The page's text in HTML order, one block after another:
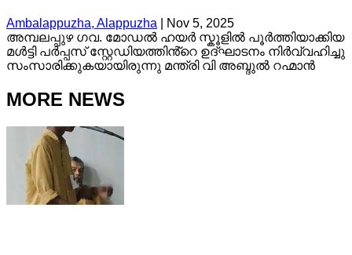
Ambalappuzha, Alappuzha
Nov 5, 2025
അമ്പലപ്പുഴ ഗവ. മോഡൽ ഹയർ സ്കൂളിൽ പൂർത്തിയാക്കിയ
മൾട്ടി പർപ്പസ് സ്റ്റേഡിയത്തിൻ്റെ ഉദ്ഘാടനം നിർവ്വഹിച്ചു
സംസാരിക്കുകയായിരുന്നു മന്ത്രി വി അബ്ദുൽ റഹ്മാൻ
MORE NEWS